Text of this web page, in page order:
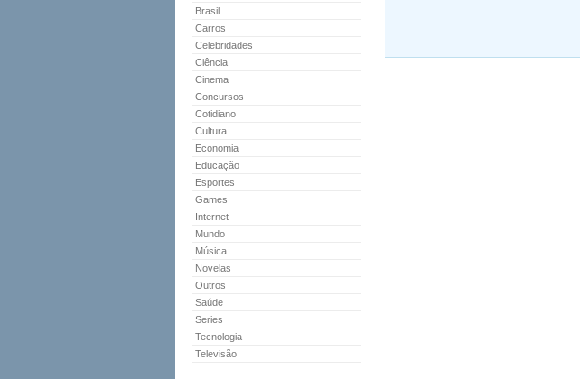
Brasil
Carros
Celebridades
Ciência
Cinema
Concursos
Cotidiano
Cultura
Economia
Educação
Esportes
Games
Internet
Mundo
Música
Novelas
Outros
Saúde
Series
Tecnologia
Televisão